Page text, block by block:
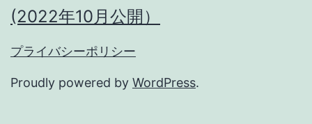
(2022年10月公開）
プライバシーポリシー
Proudly powered by WordPress.